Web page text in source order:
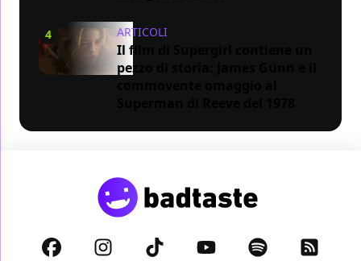
4 ARTICOLI
Il film di Supergirl contiene un
pezzo di storia: James Gunn e il